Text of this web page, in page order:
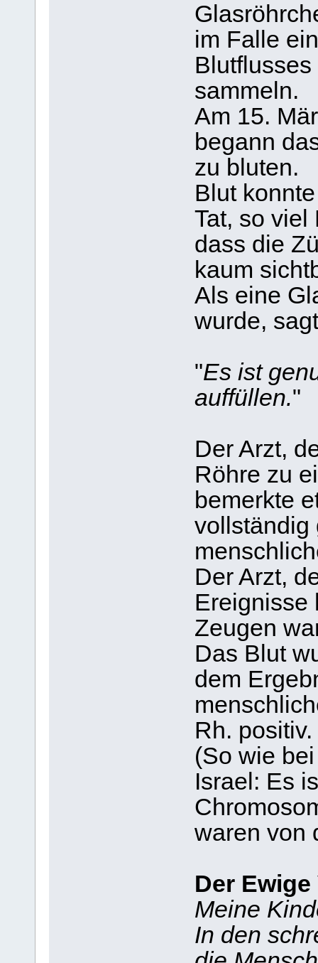
im Falle
sammeln.
Am 15.
begann
zu bluten.
Blut
Tat, so viel
dass die
kaum
Als eine
wurde,
"Es ist
auffüllen."
Der Arzt,
Röhre zu
bemerkte
vollständig
Der Arzt,
Ereignisse
Zeugen
Das Blut
dem
Rh. positiv.
(So wie
Israel: Es
waren von
Der
Meine
In den